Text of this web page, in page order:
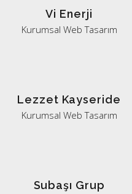
Vi Enerji
Kurumsal Web Tasarım
Lezzet Kayseride
Kurumsal Web Tasarım
Subaşı Grup